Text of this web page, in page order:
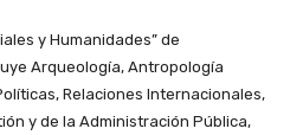
y Humanidades” de
Arqueología, Antropología
Relaciones Internacionales,
y de la Administración Pública,